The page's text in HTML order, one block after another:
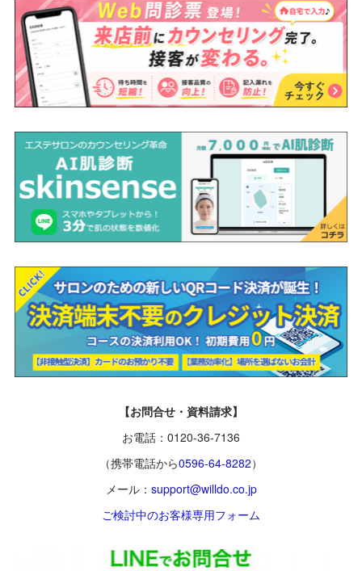
【お問合せ・資料請求】
お電話：0120-36-7136
（携帯電話から0596-64-8282）
メール： support@willdo.co.jp
ご検討中のお客様専用フォーム